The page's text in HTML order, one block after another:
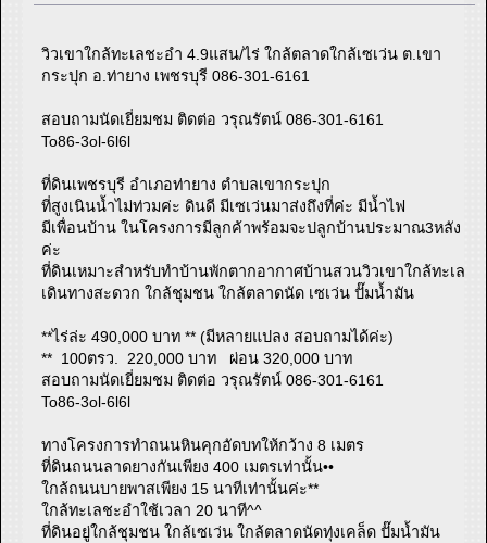
วิวเขาใกล้ทะเลชะอำ 4.9แสน/ไร่ ใกล้ตลาดใกล้เซเว่น ต.เขา
กระปุก อ.ท่ายาง เพชรบุรี 086-301-6161
สอบถามนัดเยี่ยมชม ติดต่อ วรุณรัตน์ 086-301-6161
To86-3ol-6l6l
ที่ดินเพชรบุรี อำเภอท่ายาง ตำบลเขากระปุก
ที่สูงเนินน้ำไม่ท่วมค่ะ ดินดี มีเซเว่นมาส่งถึงที่ค่ะ มีน้ำไฟ
มีเพื่อนบ้าน ในโครงการมีลูกค้าพร้อมจะปลูกบ้านประมาณ3หลัง
ค่ะ
ที่ดินเหมาะสำหรับทำบ้านพักตากอากาศบ้านสวนวิวเขาใกล้ทะเล
เดินทางสะดวก ใกล้ชุมชน ใกล้ตลาดนัด เซเว่น ปั๊มน้ำมัน
**ไร่ล่ะ 490,000 บาท ** (มีหลายแปลง สอบถามได้ค่ะ)
** 100ตรว. 220,000 บาท ผ่อน 320,000 บาท
สอบถามนัดเยี่ยมชม ติดต่อ วรุณรัตน์ 086-301-6161
To86-3ol-6l6l
ทางโครงการทำถนนหินคุกอัดบทให้กว้าง 8 เมตร
ที่ดินถนนลาดยางกันเพียง 400 เมตรเท่านั้น••
ใกล้ถนนบายพาสเพียง 15 นาทีเท่านั้นค่ะ**
ใกล้ทะเลชะอำใช้เวลา 20 นาที^^
ที่ดินอยู่ใกล้ชุมชน ใกล้เซเว่น ใกล้ตลาดนัดทุ่งเคล็ด ปั๊มน้ำมัน